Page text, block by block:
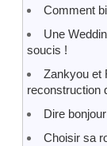
Comment
Une
soucis !
Zankyou et
reconstruction
Dire
Choisir sa